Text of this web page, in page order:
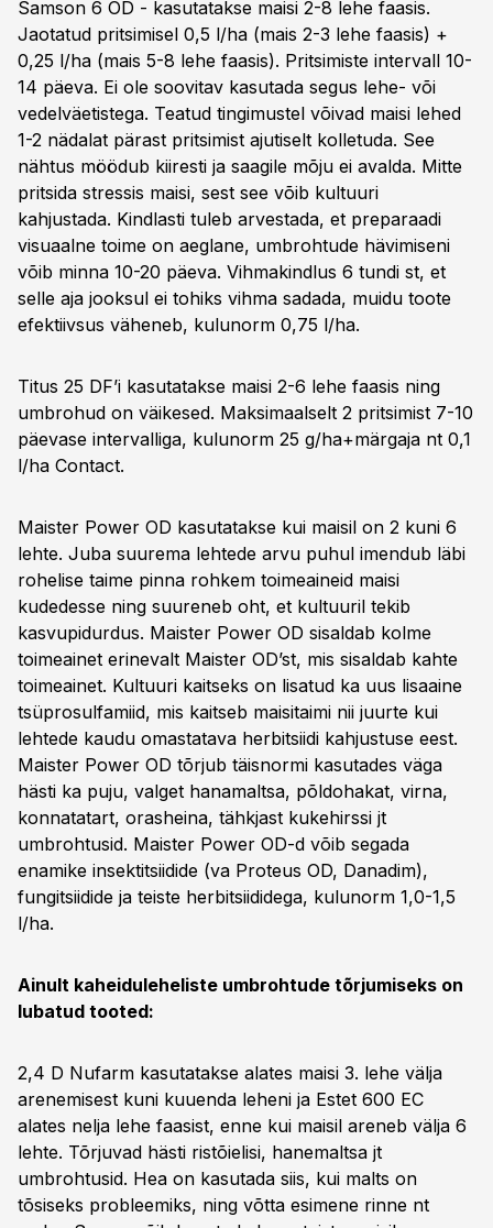
Samson 6 OD - kasutatakse maisi 2-8 lehe faasis.
Jaotatud pritsimisel 0,5 l/ha (mais 2-3 lehe faasis) +
0,25 l/ha (mais 5-8 lehe faasis). Pritsimiste intervall 10-
14 päeva. Ei ole soovitav kasutada segus lehe- või
vedelväetistega. Teatud tingimustel võivad maisi lehed
1-2 nädalat pärast pritsimist ajutiselt kolletuda. See
nähtus möödub kiiresti ja saagile mõju ei avalda. Mitte
pritsida stressis maisi, sest see võib kultuuri
kahjustada. Kindlasti tuleb arvestada, et preparaadi
visuaalne toime on aeglane, umbrohtude hävimiseni
võib minna 10-20 päeva. Vihmakindlus 6 tundi st, et
selle aja jooksul ei tohiks vihma sadada, muidu toote
efektiivsus väheneb, kulunorm 0,75 l/ha.
Titus 25 DF’i kasutatakse maisi 2-6 lehe faasis ning
umbrohud on väikesed. Maksimaalselt 2 pritsimist 7-10
päevase intervalliga, kulunorm 25 g/ha+märgaja nt 0,1
l/ha Contact.
Maister Power OD kasutatakse kui maisil on 2 kuni 6
lehte. Juba suurema lehtede arvu puhul imendub läbi
rohelise taime pinna rohkem toimeaineid maisi
kudedesse ning suureneb oht, et kultuuril tekib
kasvupidurdus. Maister Power OD sisaldab kolme
toimeainet erinevalt Maister OD’st, mis sisaldab kahte
toimeainet. Kultuuri kaitseks on lisatud ka uus lisaaine
tsüprosulfamiid, mis kaitseb maisitaimi nii juurte kui
lehtede kaudu omastatava herbitsiidi kahjustuse eest.
Maister Power OD tõrjub täisnormi kasutades väga
hästi ka puju, valget hanamaltsa, põldohakat, virna,
konnatatart, orasheina, tähkjast kukehirssi jt
umbrohtusid. Maister Power OD-d võib segada
enamike insektitsiidide (va Proteus OD, Danadim),
fungitsiidide ja teiste herbitsiididega, kulunorm 1,0-1,5
l/ha.
Ainult kaheiduleheliste umbrohtude tõrjumiseks on
lubatud tooted:
2,4 D Nufarm kasutatakse alates maisi 3. lehe välja
arenemisest kuni kuuenda leheni ja Estet 600 EC
alates nelja lehe faasist, enne kui maisil areneb välja 6
lehte. Tõrjuvad hästi ristõielisi, hanemaltsa jt
umbrohtusid. Hea on kasutada siis, kui malts on
tõsiseks probleemiks, ning võtta esimene rinne nt